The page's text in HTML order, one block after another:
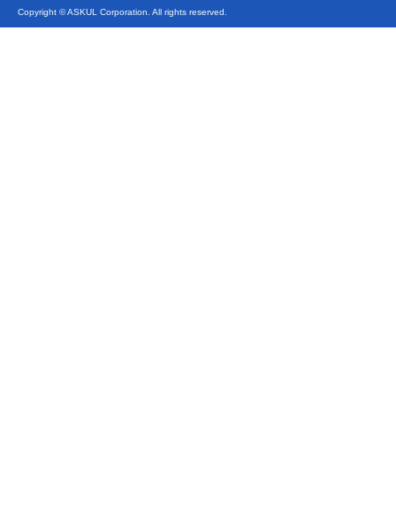
Copyright © ASKUL Corporation. All rights reserved.